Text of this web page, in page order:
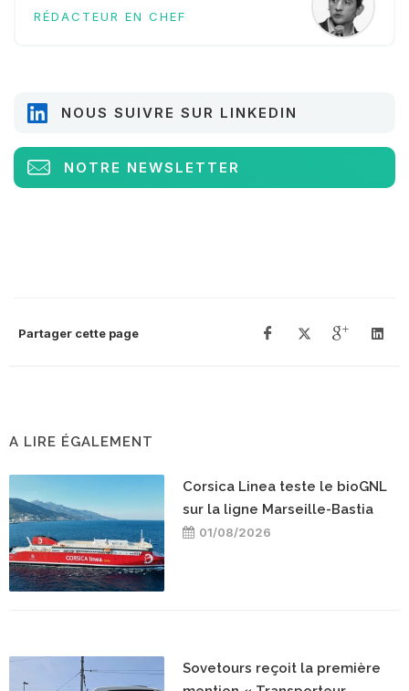
RÉDACTEUR EN CHEF
NOUS SUIVRE SUR LINKEDIN
NOTRE NEWSLETTER
Partager cette page
A LIRE ÉGALEMENT
Corsica Linea teste le bioGNL
sur la ligne Marseille-Bastia
01/08/2026
Sovetours reçoit la première